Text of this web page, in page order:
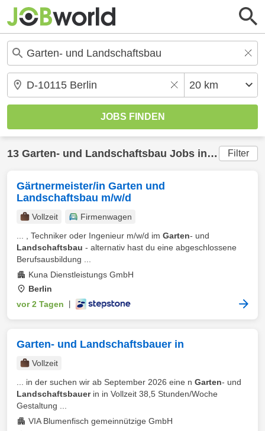
13 Garten- und Landschaftsbau Jobs in Berlin(20
Filter
Gärtnermeister/in Garten und
Landschaftsbau m/w/d
Vollzeit
Firmenwagen
... , Techniker oder Ingenieur m/w/d im Garten- und
Landschaftsbau - alternativ hast du eine abgeschlossene
Berufsausbildung ...
Kuna Dienstleistungs GmbH
Berlin
vor 2 Tagen
Garten- und Landschaftsbauer in
Vollzeit
... in der suchen wir ab September 2026 eine n Garten- und
Landschaftsbauerin in Vollzeit 38,5 Stunden/Woche
Gestaltung ...
VIA Blumenfisch gemeinnützige GmbH